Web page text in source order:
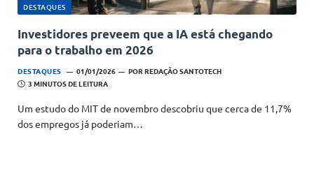
DESTAQUES
Investidores preveem que a IA está chegando
para o trabalho em 2026
DESTAQUES 01/01/2026 POR REDAÇÃO SANTOTECH
3 MINUTOS DE LEITURA
Um estudo do MIT de novembro descobriu que cerca de 11,7%
dos empregos já poderiam…